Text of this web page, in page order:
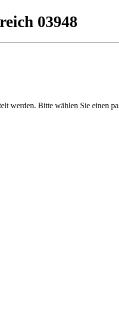
03948
werden. Bitte wählen Sie einen